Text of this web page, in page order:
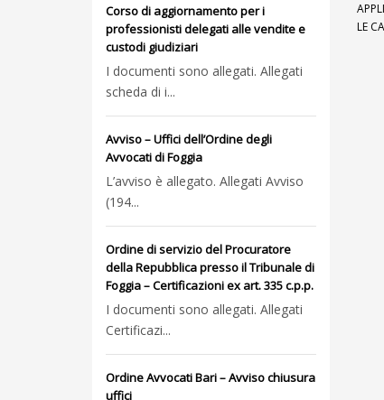
LE
Corso di aggiornamento per i
professionisti delegati alle vendite e
custodi giudiziari
I documenti sono allegati. Allegati
scheda di i...
Avviso – Uffici dell’Ordine degli
Avvocati di Foggia
L’avviso è allegato. Allegati Avviso
(194...
Ordine di servizio del Procuratore
della Repubblica presso il Tribunale di
Foggia – Certificazioni ex art. 335 c.p.p.
I documenti sono allegati. Allegati
Certificazi...
Ordine Avvocati Bari – Avviso chiusura
uffici